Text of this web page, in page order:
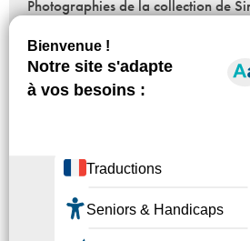
Photographies de la collection de
Du 12 - 06 au 27 - 09 - 2026
JEU DE PAUME
Accessibilité